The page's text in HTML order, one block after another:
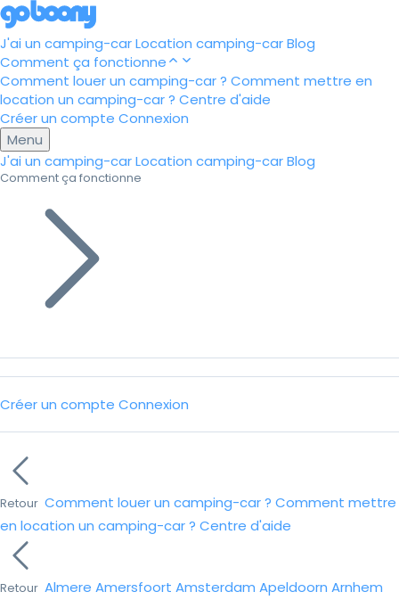
J'ai un camping-carLocation camping-carBlog
Comment ça fonctionne
Comment louer un camping-car ? Comment mettre en
location un camping-car ? Centre d'aide
Créer un compte Connexion
Menu
J'ai un camping-carLocation camping-carBlog
Comment ça fonctionne
Créer un compte Connexion
Retour Comment louer un camping-car ? Comment mettre
en location un camping-car ? Centre d'aide
Retour Almere Amersfoort Amsterdam Apeldoorn Arnhem